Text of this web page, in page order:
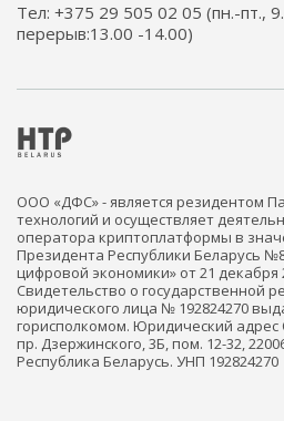
Тел: +375 29 505 02 05 (пн.-пт.,
перерыв:13.00 -14.00)
ООО «ДФС» - является резидентом
технологий и осуществляет
оператора криптоплатформы в
Президента Республики Беларусь
цифровой экономики» от 21 декабря
Свидетельство о государственной
юридического лица № 192824270
горисполкомом. Юридический
пр. Дзержинского, 3Б, пом. 12-32,
Республика Беларусь. УНП 192824270